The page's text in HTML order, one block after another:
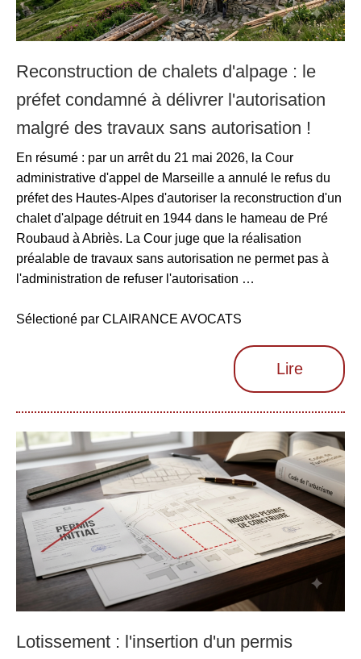
Reconstruction de chalets d'alpage : le
préfet condamné à délivrer l'autorisation
malgré des travaux sans autorisation !
En résumé : par un arrêt du 21 mai 2026, la Cour
administrative d'appel de Marseille a annulé le refus du
préfet des Hautes-Alpes d'autoriser la reconstruction d'un
chalet d'alpage détruit en 1944 dans le hameau de Pré
Roubaud à Abriès. La Cour juge que la réalisation
préalable de travaux sans autorisation ne permet pas à
l'administration de refuser l'autorisation …
Sélectioné par CLAIRANCE AVOCATS
Lire
Lotissement : l'insertion d'un permis